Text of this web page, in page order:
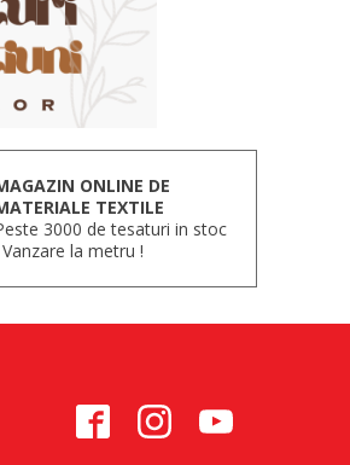
ONLINE DE
TEXTILE
3000 de tesaturi in stoc
la metru !